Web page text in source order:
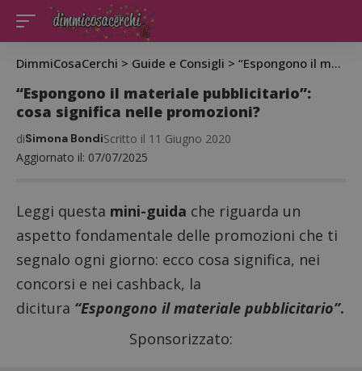
DimmiCosaCerchi > Guide e Consigli > “Espongono il materiale pubblicitario”: cosa significa nelle promozioni?
“Espongono il materiale pubblicitario”:
cosa significa nelle promozioni?
Aggiornato il: 07/07/2025
diSimona BondiScritto il 11 Giugno 2020
Leggi questa mini-guida che riguarda un
aspetto fondamentale delle promozioni che ti
segnalo ogni giorno: ecco cosa significa, nei
concorsi e nei cashback, la
dicitura “Espongono il materiale pubblicitario”.
Sponsorizzato: